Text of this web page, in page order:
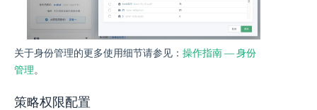
关于身份管理的更多使用细节请参见： 操作指南 — 身份
管理 。
策略权限配置